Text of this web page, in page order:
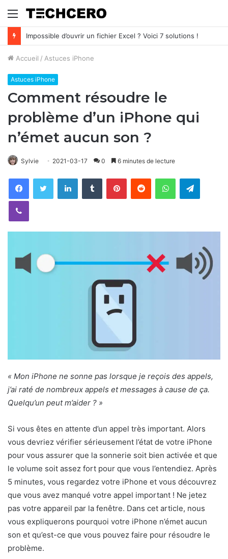
Menu
Impossible d’ouvrir un fichier Excel ? Voici 7 solutions !
Accueil / Astuces iPhone
Astuces iPhone
Comment résoudre le
problème d’un iPhone qui
n’émet aucun son ?
Sylvie 2021-03-17 0 6 minutes de lecture
« Mon iPhone ne sonne pas lorsque je reçois des appels,
j’ai raté de nombreux appels et messages à cause de ça.
Quelqu’un peut m’aider ? »
Si vous êtes en attente d’un appel très important. Alors
vous devriez vérifier sérieusement l’état de votre iPhone
pour vous assurer que la sonnerie soit bien activée et que
le volume soit assez fort pour que vous l’entendiez. Après
5 minutes, vous regardez votre iPhone et vous découvrez
que vous avez manqué votre appel important ! Ne jetez
pas votre appareil par la fenêtre. Dans cet article, nous
vous expliquerons pourquoi votre iPhone n’émet aucun
son et qu’est-ce que vous pouvez faire pour résoudre le
problème.